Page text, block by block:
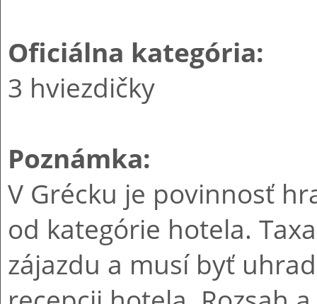
Oficiálna kategória:
3 hviezdičky
Poznámka:
V Grécku je povinnosť
od kategórie hotela.
zájazdu a musí byť